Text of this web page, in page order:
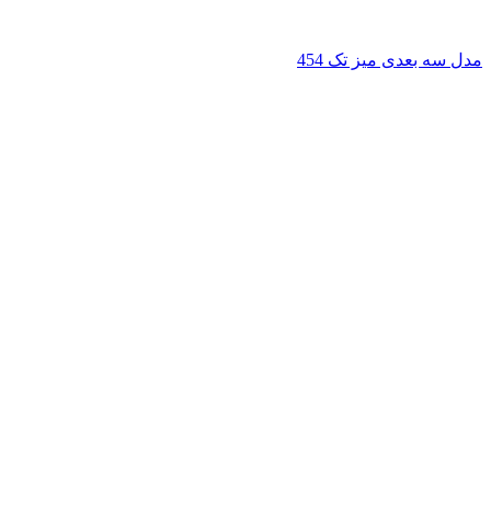
مدل سه بعدی میز تک 454